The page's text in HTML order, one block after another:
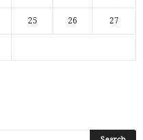
25 26 27